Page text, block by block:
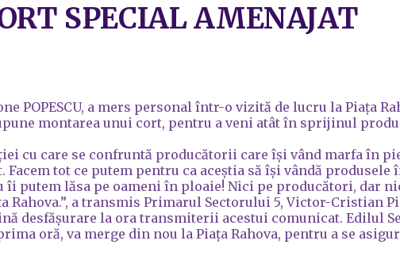
SPECIAL AMENAJAT
a mers personal într-o vizită de lucru la Piața
montarea unui cort, pentru a veni atât în sprijinul
cu care se confruntă producătorii care își vând marfa în
tot ce putem pentru ca aceștia să își vândă produsele
putem lăsa pe oameni în ploaie! Nici pe producători, dar
a transmis Primarul Sectorului 5, Victor-Cristian
desfășurare la ora transmiterii acestui comunicat. Edilul
oră, va merge din nou la Piața Rahova, pentru a se